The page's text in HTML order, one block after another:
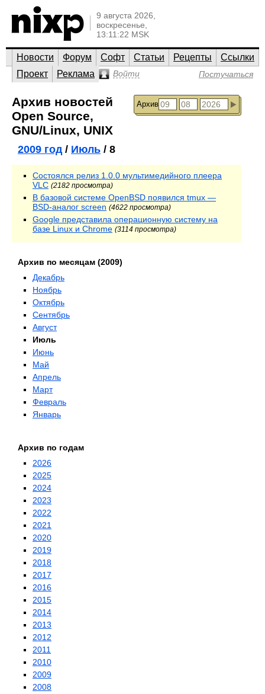
9 августа 2026,
воскресенье,
13:11:22 MSK
Новости Форум Софт Статьи Рецепты
Ссылки
Проект
Реклама Войти Постучаться
Архив
Архив новостей
Open Source,
GNU/Linux, UNIX
2009 год/ Июль / 8
Состоялся релиз 1.0.0 мультимедийного плеера
VLC (2182 просмотра)
В базовой системе OpenBSD появился tmux —
BSD-аналог screen (4622 просмотра)
Google представила операционную систему на
базе Linux и Chrome (3114 просмотра)
Архив по месяцам (2009)
Декабрь
Ноябрь
Октябрь
Сентябрь
Август
Июль
Июнь
Май
Апрель
Март
Февраль
Январь
Архив по годам
2026
2025
2024
2023
2022
2021
2020
2019
2018
2017
2016
2015
2014
2013
2012
2011
2010
2009
2008